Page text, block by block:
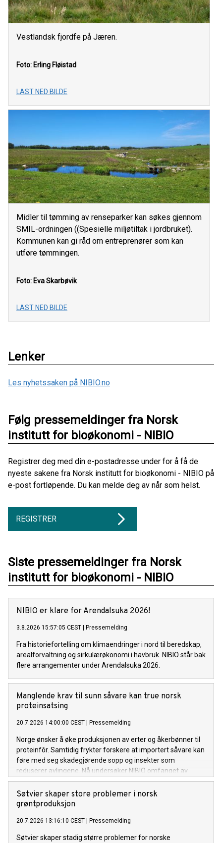
Vestlandsk fjordfe på Jæren.
Foto: Erling Fløistad
LAST NED BILDE
Midler til tømming av renseparker kan søkes gjennom
SMIL-ordningen ((Spesielle miljøtiltak i jordbruket).
Kommunen kan gi råd om entreprenører som kan
utføre tømmingen.
Foto: Eva Skarbøvik
LAST NED BILDE
Lenker
Les nyhetssaken på NIBIO.no
Følg pressemeldinger fra Norsk
institutt for bioøkonomi - NIBIO
Registrer deg med din e-postadresse under for å få de
nyeste sakene fra Norsk institutt for bioøkonomi - NIBIO på
e-post fortløpende. Du kan melde deg av når som helst.
REGISTRER
Siste pressemeldinger fra Norsk
institutt for bioøkonomi - NIBIO
NIBIO er klare for Arendalsuka 2026!
3.8.2026 15:57:05 CEST Pressemelding
Fra historiefortelling om klimaendringer i nord til beredskap,
arealforvaltning og sirkulærøkonomi i havbruk. NIBIO står bak
flere arrangementer under Arendalsuka 2026.
Manglende krav til sunn såvare kan true norsk
proteinsatsing
20.7.2026 14:00:00 CEST Pressemelding
Norge ønsker å øke produksjonen av erter og åkerbønner til
proteinfôr. Samtidig frykter forskere at importert såvare kan
føre med seg skadegjørende sopp og insekter som
reduserer avlingene. Nå undersøker NIBIO omfanget av
problemet og mulige tiltak.
Søtvier skaper store problemer i norsk
grøntproduksjon
20.7.2026 13:16:10 CEST Pressemelding
Søtvier skaper stadig større problemer for norske